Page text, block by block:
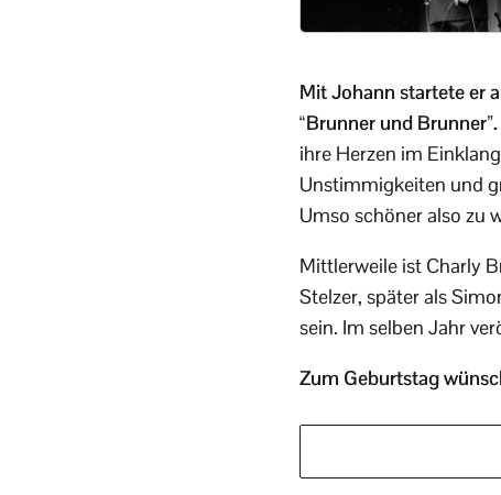
Mit Johann startete er
“Brunner und Brunner”.
ihre Herzen im
Unstimmigkeiten und
Umso schöner also zu
Mittlerweile ist Charly
Stelzer, später als
sein. Im selben Jahr
Zum Geburtstag